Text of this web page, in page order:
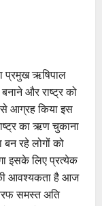
प्रमुख ऋषिपाल
और राष्ट्र को
से आग्रह किया इस
का ऋण चुकाना
बन रहे लोगों को
इसके लिए प्रत्येक
आवश्यकता है आज
समस्त अति